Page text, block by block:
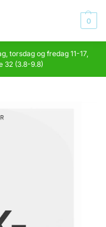
0
torsdag og fredag 11-17,
32 (3.8-9.8)